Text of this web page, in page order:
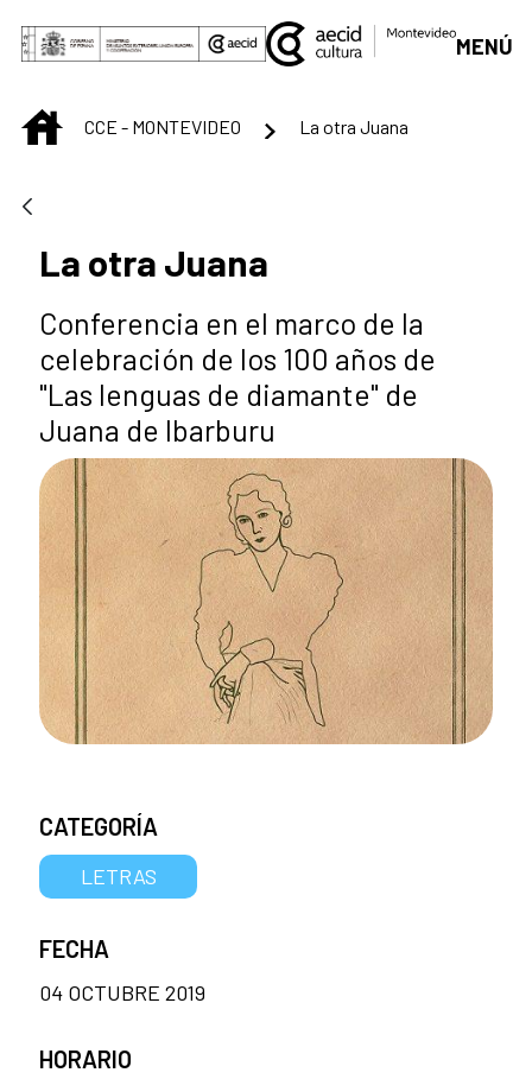
Saltar al contenido principal
MENÚ
INICIOCCE - MONTEVIDEO La otra Juana
La otra Juana
Conferencia en el marco de la
celebración de los 100 años de
"Las lenguas de diamante" de
Juana de Ibarburu
CATEGORÍA
LETRAS
FECHA
04 OCTUBRE 2019
HORARIO